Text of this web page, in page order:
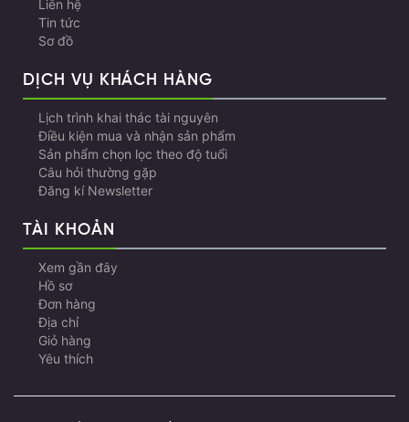
Liên hệ
Tin tức
Sơ đồ
DỊCH VỤ KHÁCH HÀNG
Lịch trình khai thác tài nguyên
Điều kiện mua và nhận sản phẩm
Sản phẩm chọn lọc theo độ tuổi
Câu hỏi thường gặp
Đăng kí Newsletter
TÀI KHOẢN
Xem gần đây
Hồ sơ
Đơn hàng
Địa chỉ
Giỏ hàng
Yêu thích